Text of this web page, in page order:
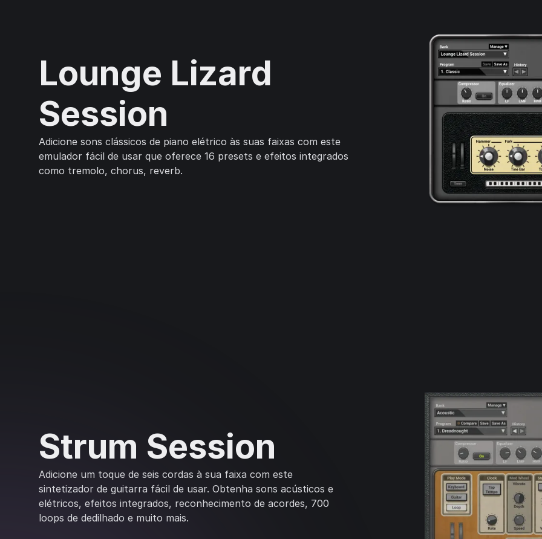
Lounge Lizard
Session
Adicione sons clássicos de piano elétrico às suas faixas com este
emulador fácil de usar que oferece 16 presets e efeitos integrados
como tremolo, chorus, reverb.
Strum Session
Adicione um toque de seis cordas à sua faixa com este
sintetizador de guitarra fácil de usar. Obtenha sons acústicos e
elétricos, efeitos integrados, reconhecimento de acordes, 700
loops de dedilhado e muito mais.